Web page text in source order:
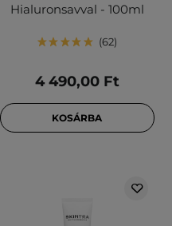
Hialuronsavval - 100ml
62
4 490,00 Ft
KOSÁRBA